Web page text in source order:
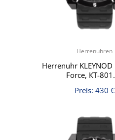
Herrenuhren
Herrenuhr
Force, КT-
Preis: 430 €